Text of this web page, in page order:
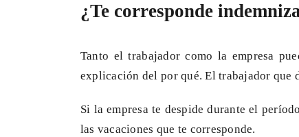
¿Te corresponde
Tanto el trabajador como la empresa
explicación del por qué. El trabajador que
Si la empresa te despide durante el
las vacaciones que te corresponde.